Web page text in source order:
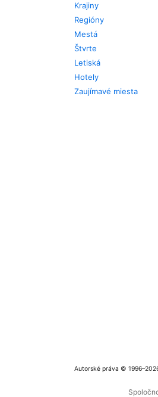
Krajiny
Regióny
Mestá
Štvrte
Letiská
Hotely
Zaujímavé miesta
Autorské práva ©